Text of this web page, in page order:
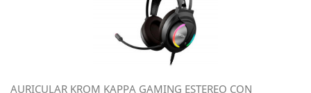
AURICULAR KROM KAPPA GAMING ESTEREO CON